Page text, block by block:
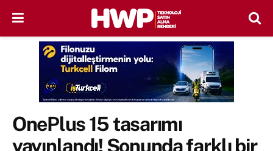
OnePlus 15 tasarımı
yayınlandı! Sonunda farklı bir